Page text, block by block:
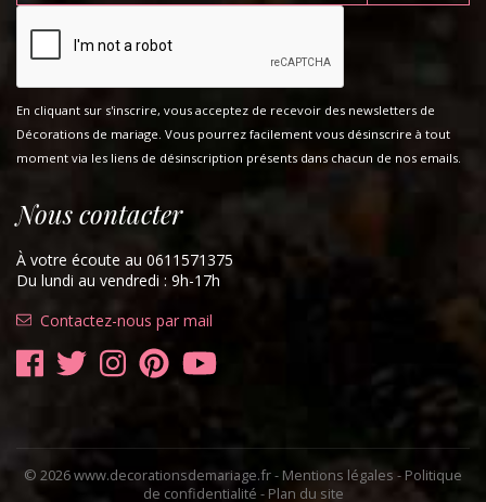
En cliquant sur s'inscrire, vous acceptez de recevoir des newsletters de
Décorations de mariage. Vous pourrez facilement vous désinscrire à tout
moment via les liens de désinscription présents dans chacun de nos emails.
Nous contacter
À votre écoute au 0611571375
Du lundi au vendredi : 9h-17h
Contactez-nous par mail
© 2026 www.decorationsdemariage.fr - Mentions légales-Politique
de confidentialité - Plan du site